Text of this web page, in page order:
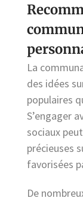
La
des idées
populaires
S’engager
sociaux
précieuses
favorisées
De